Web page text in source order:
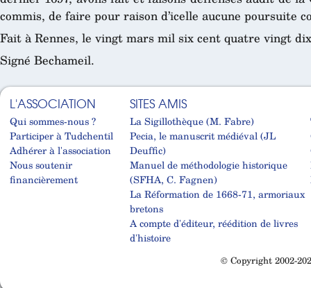
commis, de faire pour raison d’icelle aucune poursuite
Fait à Rennes, le vingt mars mil six cent quatre vingt
Signé Bechameil.
L'ASSOCIATION
Qui sommes-nous ?
Participer à Tudchentil
Adhérer à l'association
Nous soutenir
financièrement
SITES AMIS
La Sigillothèque (M. Fabre)
Pecia, le manuscrit médiéval (JL
Deuffic)
Manuel de méthodologie historique
(SFHA, C. Fagnen)
La Réformation de 1668-71, armoriaux
bretons
A compte d'éditeur, réédition de livres
d'histoire
© Copyright 2002-